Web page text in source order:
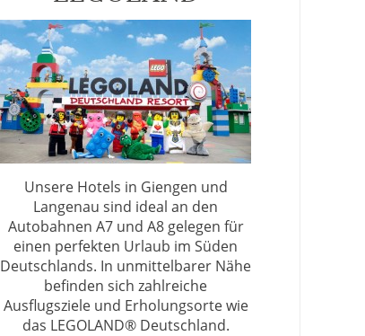
Unsere Hotels in Giengen und
Langenau sind ideal an den
Autobahnen A7 und A8 gelegen für
einen perfekten Urlaub im Süden
Deutschlands. In unmittelbarer Nähe
befinden sich zahlreiche
Ausflugsziele und Erholungsorte wie
das LEGOLAND® Deutschland.